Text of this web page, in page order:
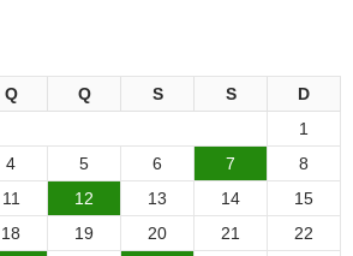
Q Q S S
D
1
4 5 6 7
8
11 12 13 14
15
18 19 20 21
22